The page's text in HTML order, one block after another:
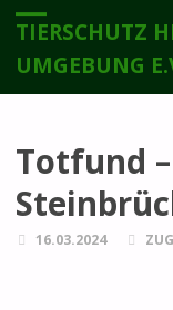
TIERSCHUTZ
UMGEBUNG
Totfund
16.03.2024